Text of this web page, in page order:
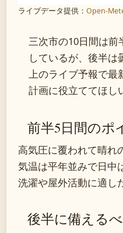
ライブデータ提供： Open-
三次市の10日間は前
しているが、後半は
上のライブ予報で最
計画に役立ててほし
前半5日間のポ
高気圧に覆われて晴れ
気温は平年並みで日中
洗濯や屋外活動に適し
後半に備える